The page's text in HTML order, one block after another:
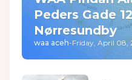
Peders Gade
Nørresundby
waa aceh-Friday, April 08,